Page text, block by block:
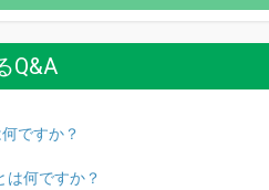
Q&A
ですか？
は何ですか？